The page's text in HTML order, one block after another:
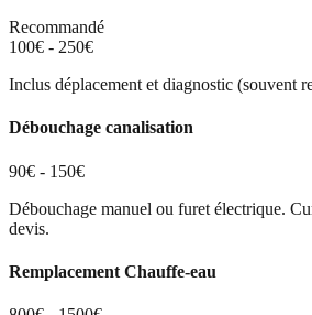
Recommandé
100€ - 250€
Inclus déplacement et diagnostic (souvent
Débouchage canalisation
90€ - 150€
Débouchage manuel ou furet électrique.
devis.
Remplacement Chauffe-eau